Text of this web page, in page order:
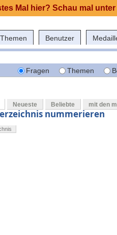
Themen Benutzer
Fragen Themen
Neueste Beliebte mit den
nummerieren
Mal hier? Schau mal unter